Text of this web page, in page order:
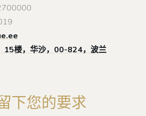
15楼，华沙，00-824，波兰
下您的要求